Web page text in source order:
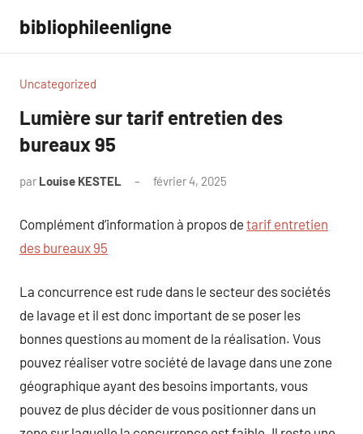
contenu
bibliophileenligne
Uncategorized
Lumière sur tarif entretien des
bureaux 95
par Louise KESTEL février 4, 2025
Complément d’information à propos de tarif entretien
des bureaux 95
La concurrence est rude dans le secteur des sociétés
de lavage et il est donc important de se poser les
bonnes questions au moment de la réalisation. Vous
pouvez réaliser votre société de lavage dans une zone
géographique ayant des besoins importants, vous
pouvez de plus décider de vous positionner dans un